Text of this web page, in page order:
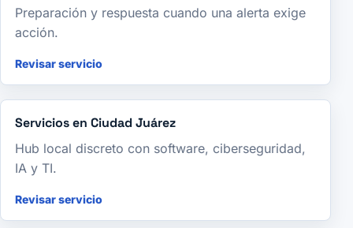
Preparación y respuesta cuando una alerta exige
acción.
Revisar servicio
Servicios en Ciudad Juárez
Hub local discreto con software, ciberseguridad,
IA y TI.
Revisar servicio